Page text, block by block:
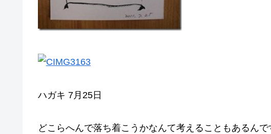
ハガキ 7月25日
どこらへんで落ち着こうかなんて考えることもあるんで